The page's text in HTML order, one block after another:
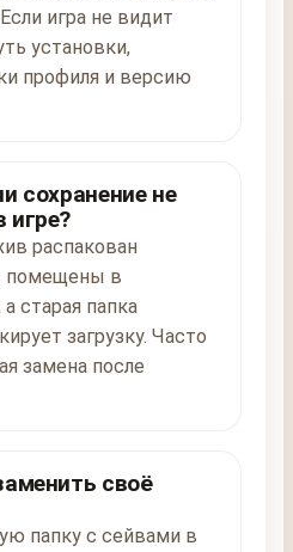
игра не видит
установки,
профиля и версию
сохранение не
игре?
распакован
помещены в
старая папка
загрузку. Часто
замена после
своё
папку с сейвами в